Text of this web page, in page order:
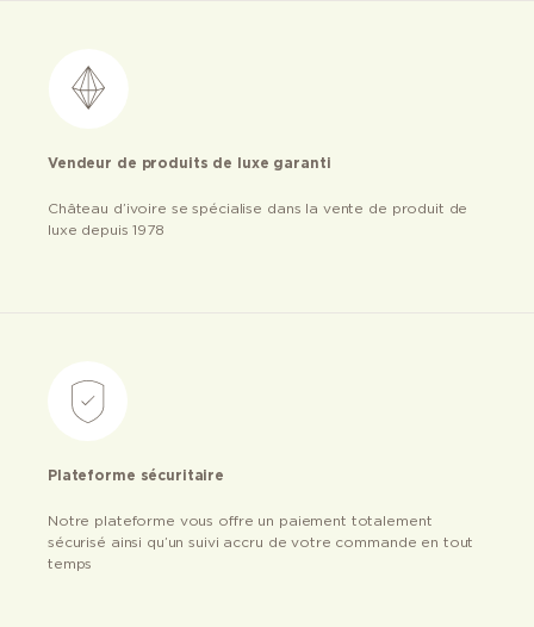
Vendeur de produits de luxe garanti
Château d’ivoire se spécialise dans la vente de produit de
luxe depuis 1978
Plateforme sécuritaire
Notre plateforme vous offre un paiement totalement
sécurisé ainsi qu’un suivi accru de votre commande en tout
temps